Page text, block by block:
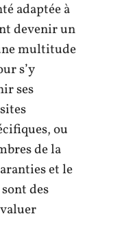
adaptée à
devenir un
multitude
s’y
ses
ou
de la
et le
des